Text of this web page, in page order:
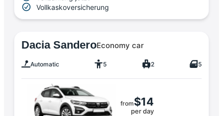
Vollkaskoversicherung
Dacia SanderoEconomy car
Automatic 5 2 5
from$14
per day